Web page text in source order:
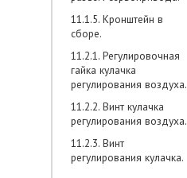
11.1.5. Кронштейн в
сборе.
11.2.1. Регулировочная
гайка кулачка
регулирования воздуха.
11.2.2. Винт кулачка
регулирования воздуха.
11.2.3. Винт
регулирования кулачка.